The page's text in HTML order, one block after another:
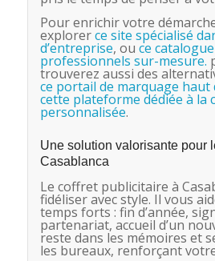
Pour enrichir votre
explorerce site spécialisé
d’entreprise, ou ce
professionnels sur-mesure.
trouverez aussi des
ce portail de marquage haut
cette plateforme dédiée à la
personnalisée.
Une solution valorisante pour
Casablanca
Le coffret publicitaire à
fidéliser avec style. Il vous
temps forts : fin d’année,
partenariat, accueil d’un
reste dans les mémoires et
les bureaux, renforçant